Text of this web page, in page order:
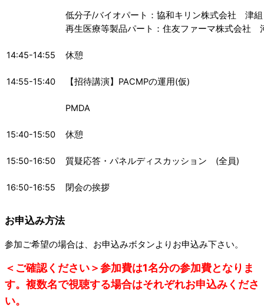
低分子/バイオパート：協和キリン株式会社 津
再生医療等製品パート：住友ファーマ株式会
14:45-14:55 休憩
14:55-15:40 【招待講演】PACMPの運用(仮)
PMDA
15:40-15:50 休憩
15:50-16:50 質疑応答・パネルディスカッション (全員)
16:50-16:55 閉会の挨拶
お申込み方法
参加ご希望の場合は、お申込みボタンよりお申込み下さい。
＜ご確認ください＞参加費は1名分の参加費となりま
す。複数名で視聴する場合はそれぞれお申込みくださ
い。